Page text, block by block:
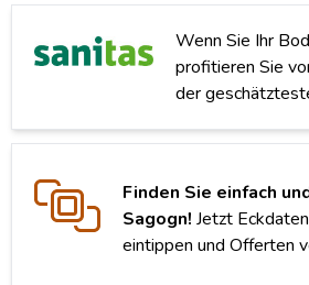
Wenn Sie Ihr
profitieren Sie
der
Finden Sie einfach
Sagogn! Jetzt
eintippen und Offerten